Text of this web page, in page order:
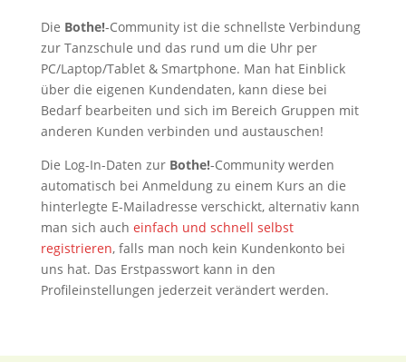
Die Bothe!-Community ist die schnellste Verbindung
zur Tanzschule und das rund um die Uhr per
PC/Laptop/Tablet & Smartphone. Man hat Einblick
über die eigenen Kundendaten, kann diese bei
Bedarf bearbeiten und sich im Bereich Gruppen mit
anderen Kunden verbinden und austauschen!
Die Log-In-Daten zur Bothe!-Community werden
automatisch bei Anmeldung zu einem Kurs an die
hinterlegte E-Mailadresse verschickt, alternativ kann
man sich auch einfach und schnell selbst
registrieren, falls man noch kein Kundenkonto bei
uns hat. Das Erstpasswort kann in den
Profileinstellungen jederzeit verändert werden.